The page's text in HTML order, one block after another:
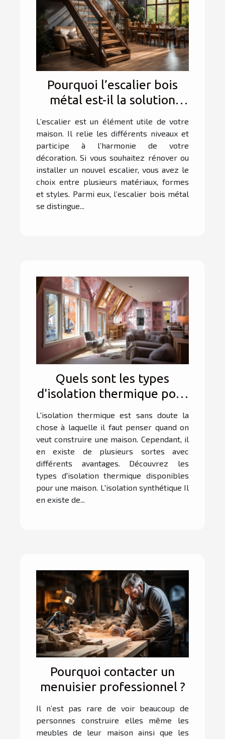
Pourquoi l’escalier bois
métal est-il la solution
parfaite pour allier
élégance et durabilité
dans votre intérieur ?
L’escalier est un élément utile de votre
maison. Il relie les différents niveaux et
participe à l’harmonie de votre
décoration. Si vous souhaitez rénover ou
installer un nouvel escalier, vous avez le
choix entre plusieurs matériaux, formes
et styles. Parmi eux, l’escalier bois métal
se distingue...
Quels sont les types
d'isolation thermique pour
L'isolation thermique est sans doute la
chose à laquelle il faut penser quand on
veut construire une maison. Cependant, il
en existe de plusieurs sortes avec
différents avantages. Découvrez les
types d'isolation thermique disponibles
pour une maison. L'isolation synthétique Il
en existe de...
Pourquoi contacter un
menuisier professionnel ?
Il n’est pas rare de voir beaucoup de
personnes construire elles même les
meubles de leur maison ainsi que les